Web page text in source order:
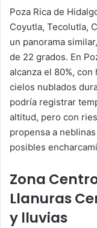
Poza Rica de
Coyutla, Tecolutla,
un panorama
de 22 grados. En
alcanza el 80%,
cielos nublados
podría registrar
altitud, pero con
propensa a
posibles
Zona
Llanuras
y lluvias